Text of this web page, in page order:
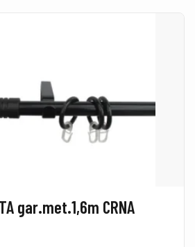
gar.met.1,6m CRNA